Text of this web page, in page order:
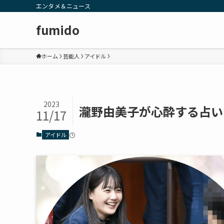
エンタメ＆ニュース
fumido
ホーム 芸能人 アイドル
瀧野由美子が心酔する占
2023
11/17
アイドル